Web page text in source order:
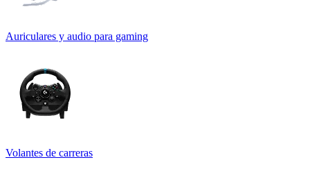
Auriculares y audio para gaming
Volantes de carreras